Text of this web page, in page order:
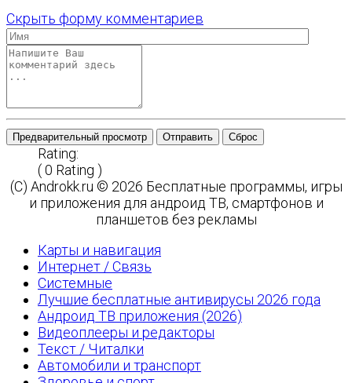
Скрыть форму комментариев
Предварительный просмотр Отправить Сброс
Rating:
( 0 Rating )
(C) Androkk.ru © 2026 Бесплатные программы, игры
и приложения для андроид ТВ, смартфонов и
планшетов без рекламы
Карты и навигация
Интернет / Связь
Системные
Лучшие бесплатные антивирусы 2026 года
Андроид ТВ приложения (2026)
Видеоплееры и редакторы
Текст / Читалки
Автомобили и транспорт